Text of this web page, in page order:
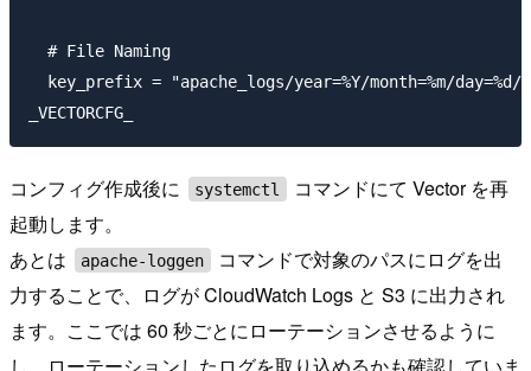
  # File Naming
key_prefix = "apache_logs/year=%Y/month=%m/day=%d/
コンフィグ作成後に systemctl
コマンドにて Vector を再
起動します。
あとは
apache-loggen
コマンドで対象のパスにログを出
力することで、ログが CloudWatch Logs と S3 に出力され
ます。ここでは 60 秒ごとにローテーションさせるように